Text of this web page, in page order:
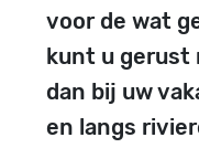
voor de wat
kunt u gerust
dan bij uw
en langs